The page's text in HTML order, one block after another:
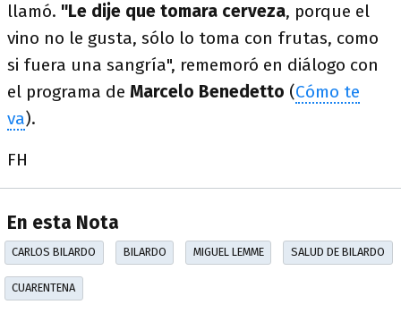
llamó. "Le dije que tomara cerveza, porque el
vino no le gusta, sólo lo toma con frutas, como
si fuera una sangría", rememoró en diálogo con
el programa de Marcelo Benedetto (Cómo te
va).
FH
En esta Nota
CARLOS BILARDO BILARDO MIGUEL LEMME SALUD DE BILARDO
CUARENTENA